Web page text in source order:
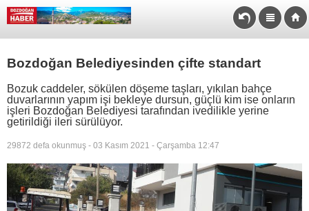
Bozdoğan Belediyesinden çifte standart
Bozuk caddeler, sökülen döşeme taşları, yıkılan bahçe
duvarlarının yapım işi bekleye dursun, güçlü kim ise onların
işleri Bozdoğan Belediyesi tarafından ivedilikle yerine
getirildiği ileri sürülüyor.
29872 defa okunmuş - 03 Kasım 2021 - Çarşamba 12:47